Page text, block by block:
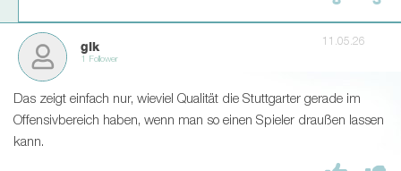
glk
1 Follower
11.05.26
Das zeigt einfach nur, wieviel Qualität die Stuttgarter gerade im
Offensivbereich haben, wenn man so einen Spieler draußen lassen
kann.